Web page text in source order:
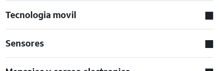
Tecnologia movil
Sensores